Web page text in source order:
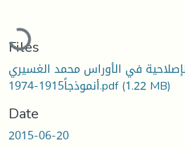
Files
في الأوراس محمد الغسيري
أنموذجاً1915-1974.pdf(1.22 MB)
Date
2015-06-20